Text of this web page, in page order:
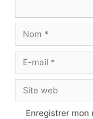
mail
web
Enregistrer